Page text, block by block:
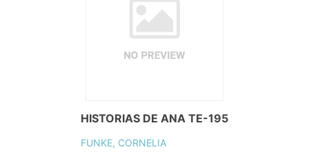
HISTORIAS DE ANA TE-195
FUNKE, CORNELIA